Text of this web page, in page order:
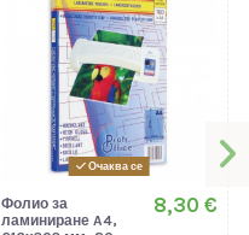
Очаква се
Фолио за
ламиниране A4,
8,30 €